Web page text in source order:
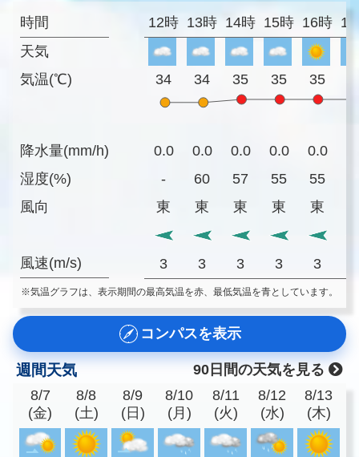
時間
天気
気温(℃)
降水量(mm/h)
湿度(%)
風向
風速(m/s)
12時 13時 14時 15時 16時
34 34 35 35 35
0.0 0.0 0.0 0.0 0.0
-
60 57 55 55
東
東 東 東 東
3 3 3 3 3
※気温グラフは、表示期間の最高気温を赤、最低気温を青としています。
コンパスを表示
週間天気
90日間の天気を見る
8/7
(金)
8/8
(土)
8/9
(日)
8/10
(月)
8/11
(火)
8/12
(水)
8/13
(木)